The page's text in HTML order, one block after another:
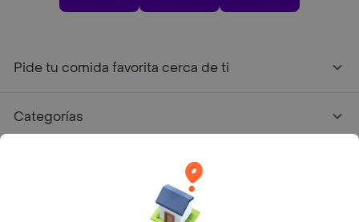
Pide tu comida favorita cerca de ti
Categorías